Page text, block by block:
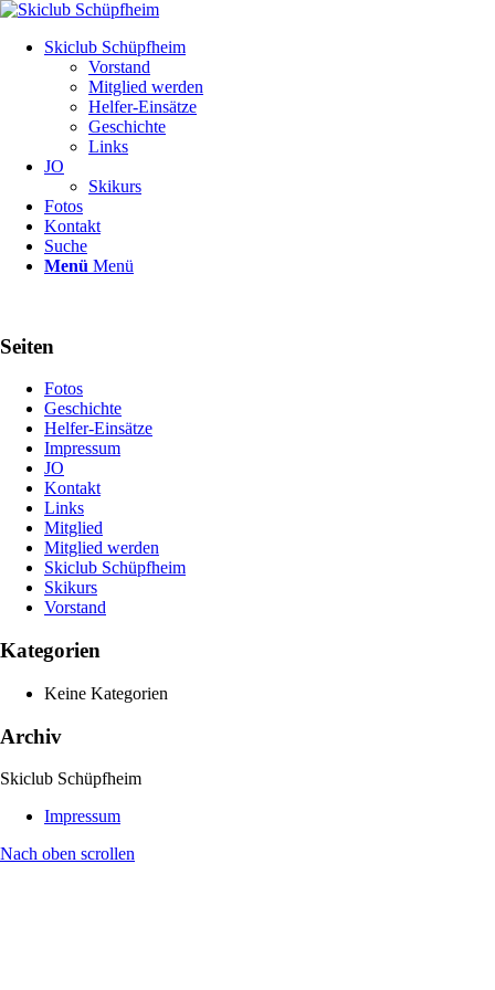
Skiclub Schüpfheim
Vorstand
Mitglied werden
Helfer-Einsätze
Geschichte
Links
JO
Skikurs
Fotos
Kontakt
Suche
Menü Menü
Seiten
Fotos
Geschichte
Helfer-Einsätze
Impressum
JO
Kontakt
Links
Mitglied
Mitglied werden
Skiclub Schüpfheim
Skikurs
Vorstand
Kategorien
Keine Kategorien
Archiv
Skiclub Schüpfheim
Impressum
Nach oben scrollen